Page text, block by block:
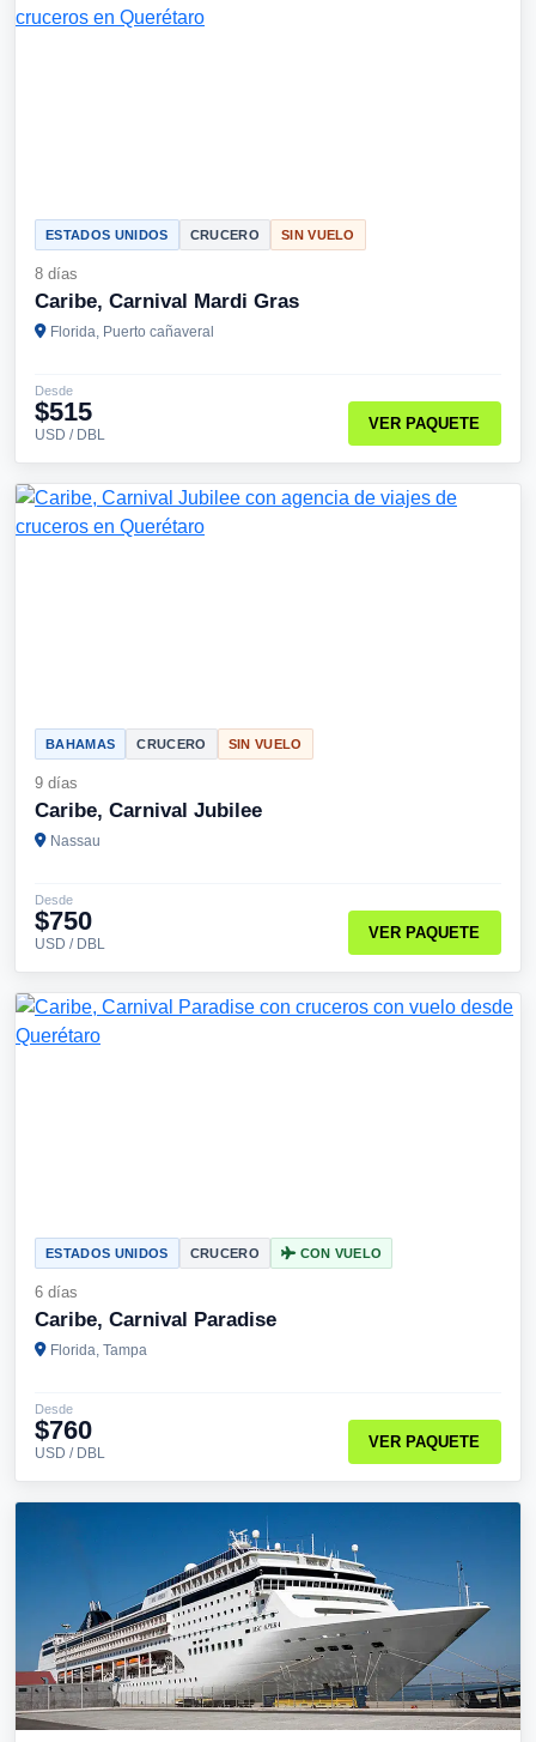
ESTADOS UNIDOS CRUCERO SIN VUELO
8 días
Caribe, Carnival Mardi Gras
Florida, Puerto cañaveral
Desde
$515
USD / DBL
VER PAQUETE
BAHAMAS CRUCERO SIN VUELO
9 días
Caribe, Carnival Jubilee
Nassau
Desde
$750
USD / DBL
VER PAQUETE
ESTADOS UNIDOS CRUCERO CON VUELO
6 días
Caribe, Carnival Paradise
Florida, Tampa
Desde
$760
USD / DBL
VER PAQUETE